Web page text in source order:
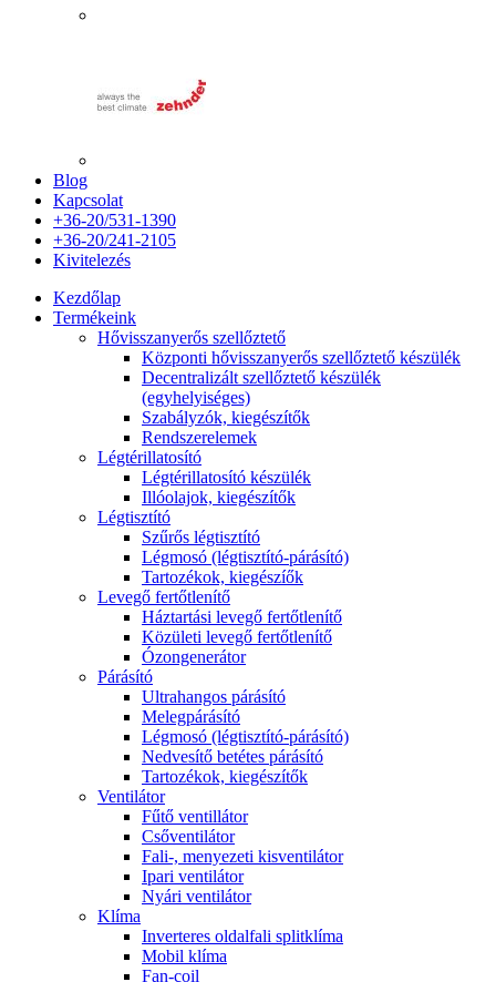
Blog
Kapcsolat
+36-20/531-1390
+36-20/241-2105
Kivitelezés
Kezdőlap
Termékeink
Hővisszanyerős szellőztető
Központi hővisszanyerős szellőztető készülék
Decentralizált szellőztető készülék
(egyhelyiséges)
Szabályzók, kiegészítők
Rendszerelemek
Légtérillatosító
Légtérillatosító készülék
Illóolajok, kiegészítők
Légtisztító
Szűrős légtisztító
Légmosó (légtisztító-párásító)
Tartozékok, kiegészíők
Levegő fertőtlenítő
Háztartási levegő fertőtlenítő
Közületi levegő fertőtlenítő
Ózongenerátor
Párásító
Ultrahangos párásító
Melegpárásító
Légmosó (légtisztító-párásító)
Nedvesítő betétes párásító
Tartozékok, kiegészítők
Ventilátor
Fűtő ventillátor
Csőventilátor
Fali-, menyezeti kisventilátor
Ipari ventilátor
Nyári ventilátor
Klíma
Inverteres oldalfali splitklíma
Mobil klíma
Fan-coil